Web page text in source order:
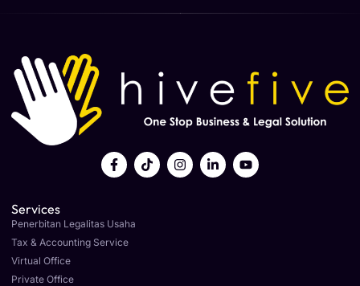
Services
Penerbitan Legalitas Usaha
Tax & Accounting Service
Virtual Office
Private Office